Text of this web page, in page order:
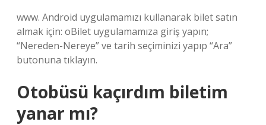
www. Android uygulamamızı kullanarak bilet satın
almak için: oBilet uygulamamıza giriş yapın;
“Nereden-Nereye” ve tarih seçiminizi yapıp “Ara”
butonuna tıklayın.
Otobüsü kaçırdım biletim
yanar mı?